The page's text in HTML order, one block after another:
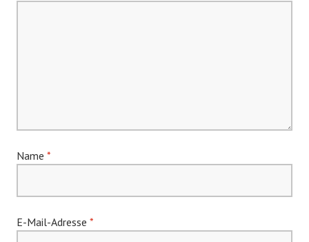
Name *
E-Mail-Adresse *